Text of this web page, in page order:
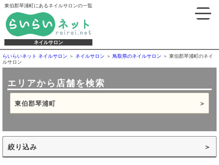
東伯郡琴浦町にあるネイルサロンの一覧
ネイルサロン
らいらいネット ネイルサロン ネイルサロン 鳥取県のネイルサロン
東伯郡琴浦町のネイ
ルサロン
エリアから店舗を検索
東伯郡琴浦町
絞り込み